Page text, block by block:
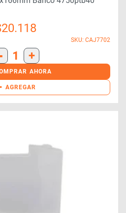
20.118
SKU: CAJ7702
1 +
AHORA
AGREGAR